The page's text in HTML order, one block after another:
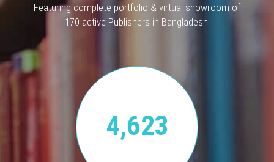
Featuring complete portfolio & virtual showroom of
170 active Publishers in Bangladesh.
4,623